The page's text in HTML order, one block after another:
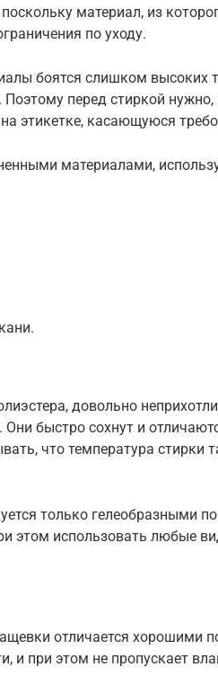
поскольку материал, из
по уходу.
боятся слишком высоких
перед стиркой
этикетке, касающуюся
материалами,
довольно
Они быстро сохнут и
что температура стирки
только гелеобразными
этом использовать любые
отличается хорошими
и при этом не пропускает